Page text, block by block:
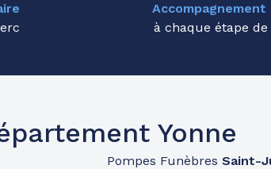
à chaque étape
Yonne
Pompes FunèbresSaint-